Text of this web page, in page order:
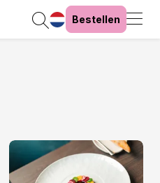
Bestellen